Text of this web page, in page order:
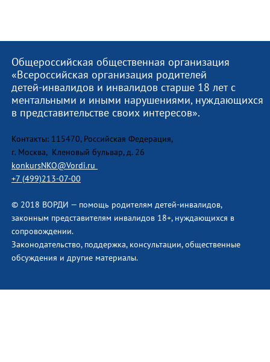
Общероссийская общественная организация
«Всероссийская организация родителей
детей-инвалидов и инвалидов старше 18 лет с
ментальными и иными нарушениями, нуждающихся
в представительстве своих интересов».
Контакты: 115470, Российская Федерация,
г. Москва, Кленовый бульвар, д. 26
konkursNKO@Vordi.ru
+7 (499)213-07-00
© 2018 ВОРДИ — помощь родителям детей-инвалидов,
законным представителям инвалидов 18+, нуждающихся в
сопровождении.
Законодательство, поддержка, консультации, общественные
обсуждения и другие материалы.